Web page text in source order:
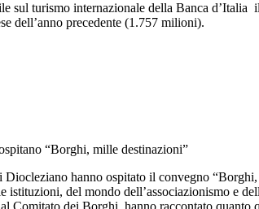
sul turismo internazionale della Banca
dell’anno precedente (1.757 milioni).
“Borghi, mille destinazioni”
Diocleziano hanno ospitato il convegno
istituzioni, del mondo dell’associazionismo e
Comitato dei Borghi, hanno raccontato quanto